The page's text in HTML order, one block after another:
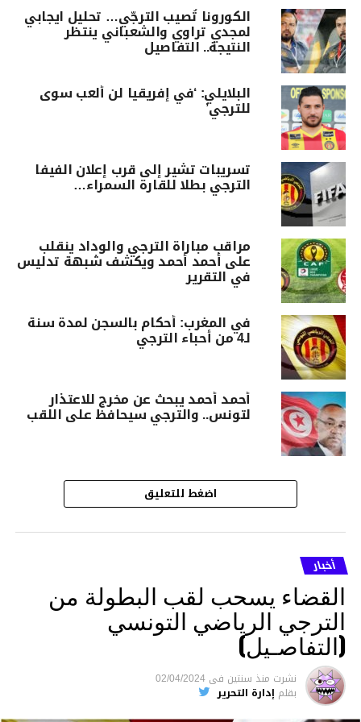
الكورونا تُصيب الترجّي… تحليل ايجابي
لمجدي تراوي والشعباني ينتظر
النتيجة.. التفاصيل
البلايلي: ‘في إفريقيا لن ألعب سوى
للترجي’
تسريبات تشير إلى قرب إعلان الفيفا
الترجي بطلا للقارة السمراء…
مراقب مباراة الترجي والوداد ينقلب
على أحمد أحمد ويكشف شبهة تدليس
في التقرير
في المغرب: أحكام بالسجن لمدة سنة
لـ4 من أحباء الترجي
أحمد أحمد يبحث عن مخرج للاعتذار
لتونس.. والترجي سيحافظ على اللقب
اضغط للتعليق
أخبار
القضاء يسحب لقب البطولة من
الترجي الرياضي التونسي
(التفاصـيل)
نشرت منذ سنتين فى 02/04/2024
بقلم إدارة التحرير